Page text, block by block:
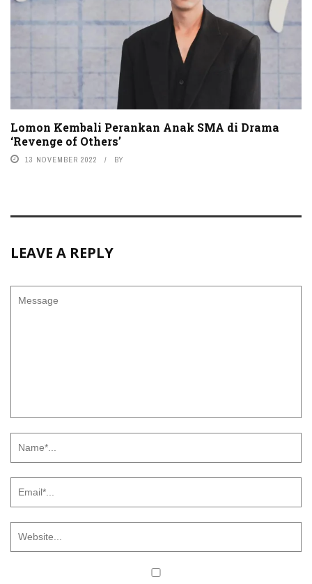
Lomon Kembali Perankan Anak SMA di Drama
‘Revenge of Others’
13 NOVEMBER 2022 BY
LEAVE A REPLY